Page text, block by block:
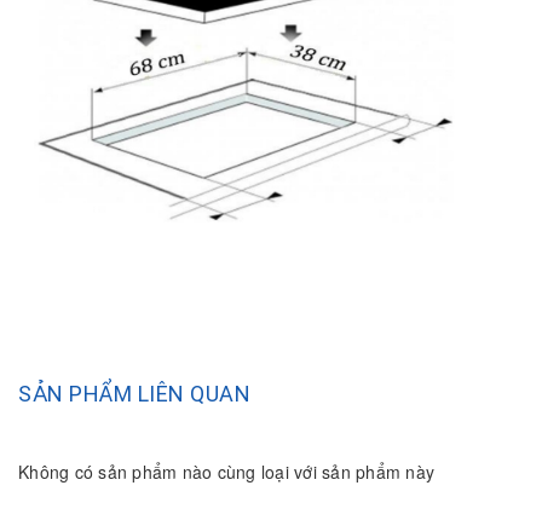
SẢN PHẨM LIÊN QUAN
Không có sản phẩm nào cùng loại với sản phẩm này